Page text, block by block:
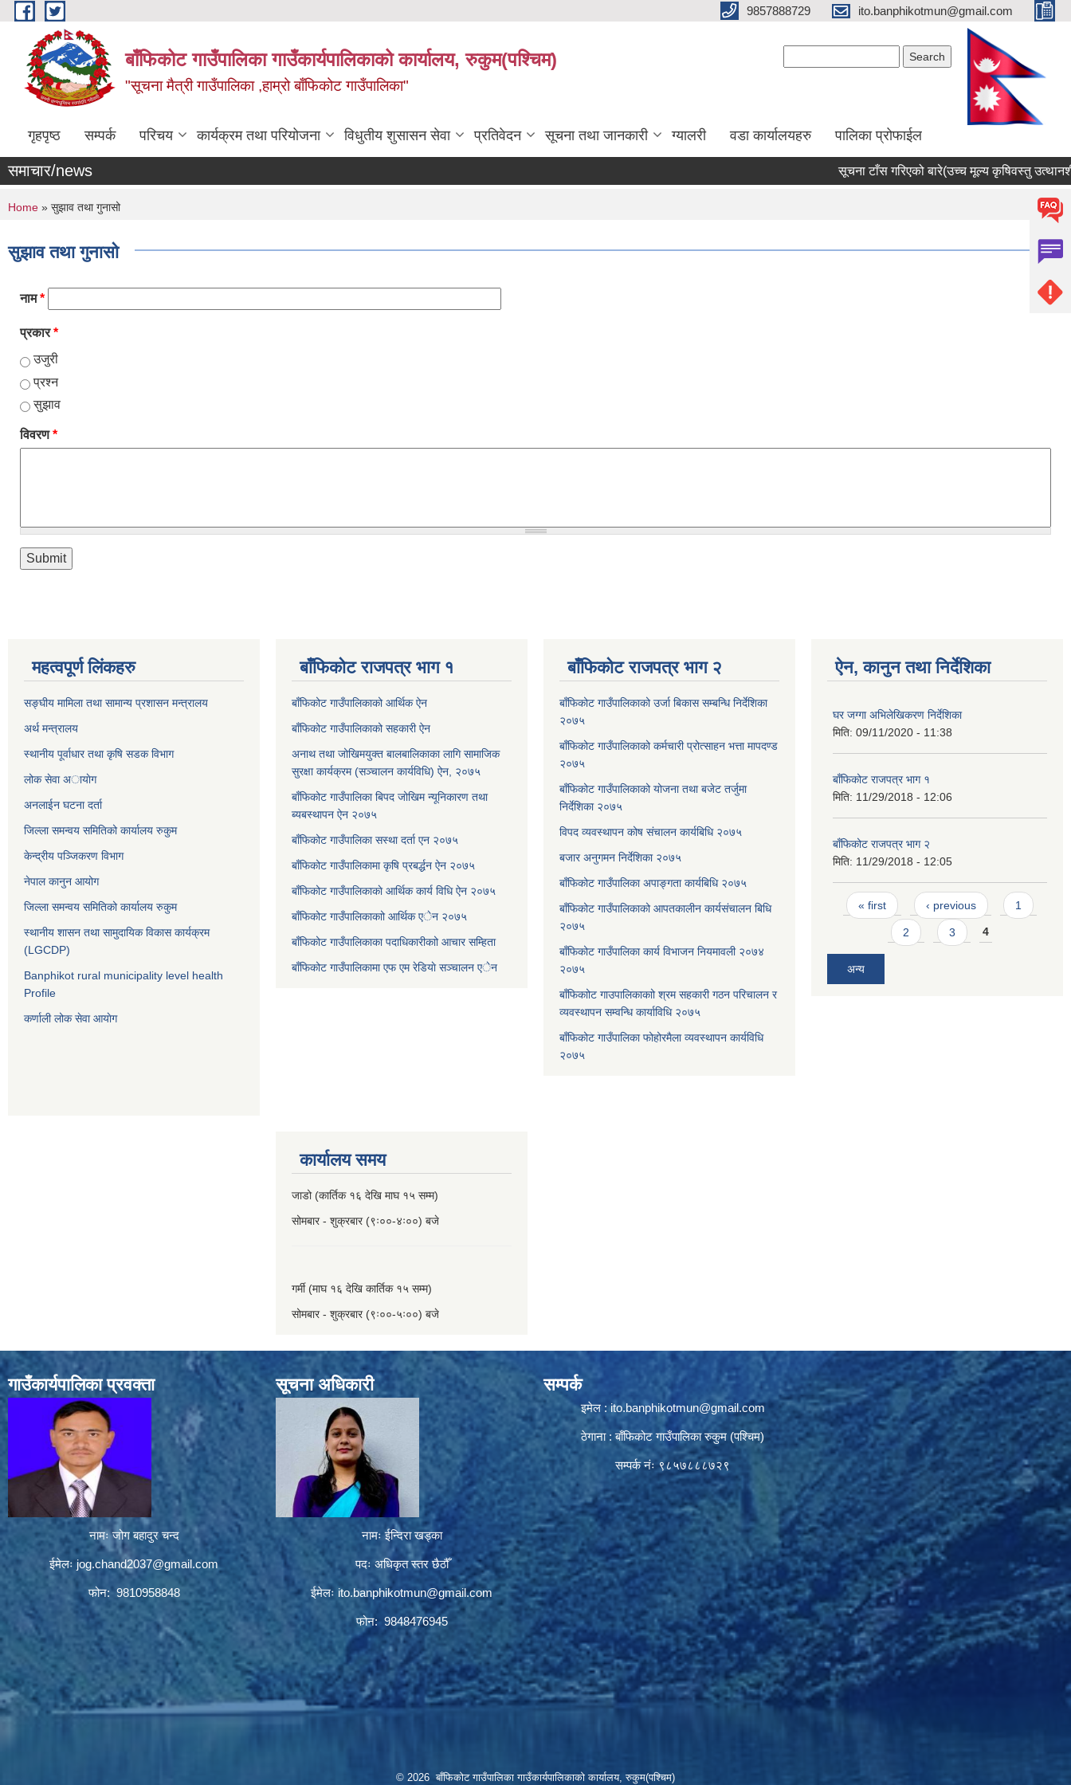
Skip to main content 9857888729 ito.banphikotmun@gmail.com
बाँफिकोट गाउँपालिका गाउँकार्यपालिकाको कार्यालय, रुकुम(पश्चिम)
"सूचना मैत्री गाउँपालिका ,हाम्रो बाँफिकोट गाउँपालिका"
गृहपृष्ठ सम्पर्क परिचय कार्यक्रम तथा परियोजना विधुतीय शुसासन सेवा प्रतिवेदन सूचना तथा जानकारी ग्यालरी वडा कार्यालयहरु पालिका प्रोफाईल
समाचार/news सूचना टाँस गरिएको बारे(उच्च मूल्य कृषिवस्तु उत्थानशील
You are here
Home » सुझाव तथा गुनासो
सुझाव तथा गुनासो
नाम*
प्रकार*
उजुरी
प्रश्न
सुझाव
विवरण*
महत्वपूर्ण लिंकहरु
सङ्घीय मामिला तथा सामान्य प्रशासन मन्त्रालय
अर्थ मन्त्रालय
स्थानीय पूर्वाधार तथा कृषि सडक विभाग
लोक सेवा अायाेग
अनलाईन घटना दर्ता
जिल्ला समन्वय समितिको कार्यालय रुकुम
केन्द्रीय पञ्जिकरण विभाग
नेपाल कानुन आयोग
जिल्ला समन्वय समितिको कार्यालय रुकुम
स्थानीय शासन तथा सामुदायिक विकास कार्यक्रम
(LGCDP)
Banphikot rural municipality level health
Profile
कर्णाली लोक सेवा आयाेग
बाँफिकोट राजपत्र भाग १
बाँफिकोट गाउँपालिकाको आर्थिक ऐन
बाँफिकोट गाउँपालिकाको सहकारी ऐन
अनाथ तथा जोखिमयुक्त बालबालिकाका लागि सामाजिक
सुरक्षा कार्यक्रम (सञ्चालन कार्यविधि) ऐन, २०७५
बाँफिकोट गाउँपालिका बिपद जोखिम न्यूनिकारण तथा
ब्यबस्थापन ऐन २०७५
बाँफिकोट गाउँपालिका सस्था दर्ता एन २०७५
बाँफिकोट गाउँपालिकामा कृषि प्रबर्द्धन ऐन २०७५
बाँफिकोट गाउँपालिकाकाे आर्थिक कार्य विधि ऐन २०७५
बाँफिकोट गाउँपालिकाकाो आर्थिक एेन २०७५
बाँफिकोट गाउँपालिकाका पदाधिकारीकाो आचार सम्हिता
बाँफिकोट गाउँपालिकामा एफ एम रेडियाे सञ्चालन एेन
बाँफिकोट राजपत्र भाग २
बाँफिकोट गाउँपालिकाको उर्जा बिकास सम्बन्धि निर्देशिका
२०७५
बाँफिकोट गाउँपालिकाको कर्मचारी प्रोत्साहन भत्ता मापदण्ड
२०७५
बाँफिकोट गाउँपालिकाको योजना तथा बजेट तर्जुमा
निर्देशिका २०७५
विपद व्यवस्थापन कोष संचालन कार्यबिधि २०७५
बजार अनुगमन निर्देशिका २०७५
बाँफिकोट गाउँपालिका अपाङ्गता कार्यबिधि २०७५
बाँफिकोट गाउँपालिकाको आपतकालीन कार्यसंचालन बिधि
२०७५
बाँफिकोट गाउँपालिका कार्य विभाजन नियमावली २०७४
२०७५
बाँफिकाोट गाउपालिकाकाो श्रम सहकारी गठन परिचालन र
व्यवस्थापन सम्वन्धि कार्याविधि २०७५
बाँफिकोट गाउँपालिका फोहोरमैला व्यवस्थापन कार्यविधि
२०७५
ऐन, कानुन तथा निर्देशिका
घर जग्गा अभिलेखिकरण निर्देशिका
मिति: 09/11/2020 - 11:38
बाँफिकोट राजपत्र भाग १
मिति: 11/29/2018 - 12:06
बाँफिकोट राजपत्र भाग २
मिति: 11/29/2018 - 12:05
Pages
« first ‹ previous 1
2 3 4
अन्य
कार्यालय समय
जाडो (कार्तिक १६ देखि माघ १५ सम्म)
सोमबार - शुक्रबार (९ः००-४ः००) बजे
गर्मी (माघ १६ देखि कार्तिक १५ सम्म)
सोमबार - शुक्रबार (९ः००-५ः००) बजे
गाउँकार्यपालिका प्रवक्ता
नामः जोग बहादुर चन्द
ईमेलः jog.chand2037@gmail.com
फोन: 9810958848
सूचना अधिकारी
नामः ईन्दिरा खड्का
पदः अधिकृत स्तर छैठौँ
ईमेलः ito.banphikotmun@gmail.com
फोन: 9848476945
सम्पर्क
इमेल :ito.banphikotmun@gmail.com
ठेगाना : बाँफिकोट गाउँपालिका रुकुम (पश्चिम)
सम्पर्क नंः ९८५७८८८७२९
© 2026 बाँफिकोट गाउँपालिका गाउँकार्यपालिकाको कार्यालय, रुकुम(पश्चिम)